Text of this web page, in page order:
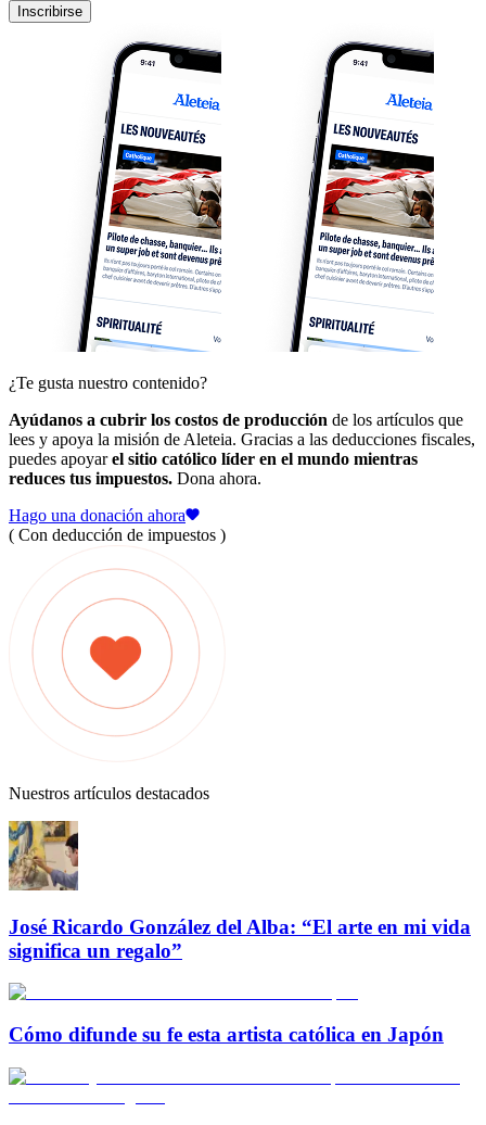
Inscribirse
¿Te gusta nuestro contenido?
Ayúdanos a cubrir los costos de producción de los artículos que
lees y apoya la misión de Aleteia. Gracias a las deducciones fiscales,
puedes apoyarel sitio católico líder en el mundo mientras
reduces tus impuestos. Dona ahora.
Hago una donación ahora
( Con deducción de impuestos )
Nuestros artículos destacados
José Ricardo González del Alba: “El arte en mi vida
significa un regalo”
Cómo difunde su fe esta artista católica en Japón